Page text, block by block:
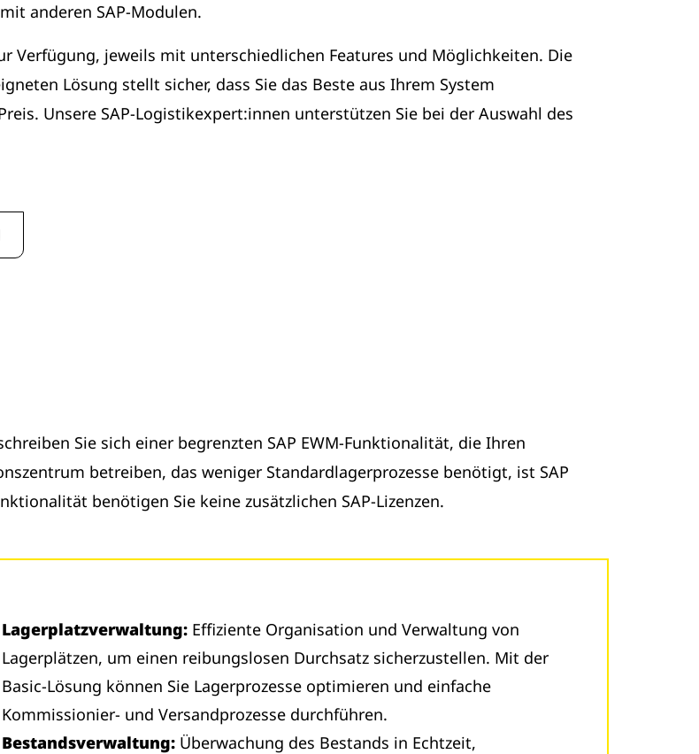
anderen SAP-Modulen.
Verfügung, jeweils mit unterschiedlichen Features und Möglichkeiten. Die
Lösung stellt sicher, dass Sie das Beste aus Ihrem System
Unsere SAP-Logistikexpert:innen unterstützen Sie bei der Auswahl des
Sie sich einer begrenzten SAP EWM-Funktionalität, die Ihren
betreiben, das weniger Standardlagerprozesse benötigt, ist SAP
benötigen Sie keine zusätzlichen SAP-Lizenzen.
Lagerplatzverwaltung: Effiziente Organisation und Verwaltung von
Lagerplätzen, um einen reibungslosen Durchsatz sicherzustellen. Mit der
Basic-Lösung können Sie Lagerprozesse optimieren und einfache
Kommissionier- und Versandprozesse durchführen.
Bestandsverwaltung: Überwachung des Bestands in Echtzeit,